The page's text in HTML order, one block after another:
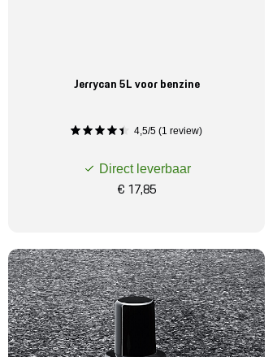
Jerrycan 5L voor benzine
4,5/5 (1 review)
Direct leverbaar
€ 17,85